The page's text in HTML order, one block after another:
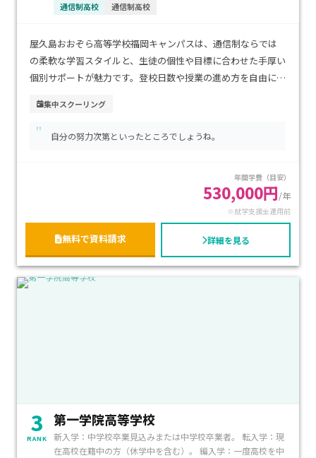
通信制高校 通信制高校
屋久島おおぞら高等学校福岡キャンパスは、通信制ならでは
の柔軟な学習スタイルと、生徒の個性や目標に合わせた手厚い
個別サポートが魅力です。登校日数や授業の進め方を自由に選
びたい方にも安心です。博多駅や天神駅からアクセスしやすい
都市型の立地で、通学の利便性も高い環境です。学費は通信制
高校として比較的抑えられており、経済的にも続けやすいのが
集中スクーリング
" 自分の努力次第といったところでしょうね。
年間学費（目安）
530,000円/年
※就学支援金適用前
無料で資料請求 詳細を見る
3
RANK
第一学院高等学校
新入学：中学校卒業見込みまたは中学校卒業者。 転入学：現
在高校在籍中の方（休学中を含む）。 編入学：一度高校を中